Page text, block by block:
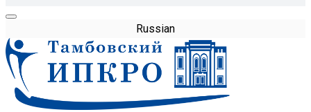
Russian